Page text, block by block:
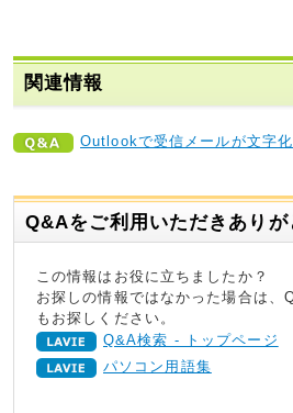
関連情報
Outlookで受信メールが文字
Q&Aをご利用いただきあり
この情報はお役に立ちましたか？
お探しの情報ではなかった場合は、
もお探しください。
Q&A検索 - トップページ
パソコン用語集